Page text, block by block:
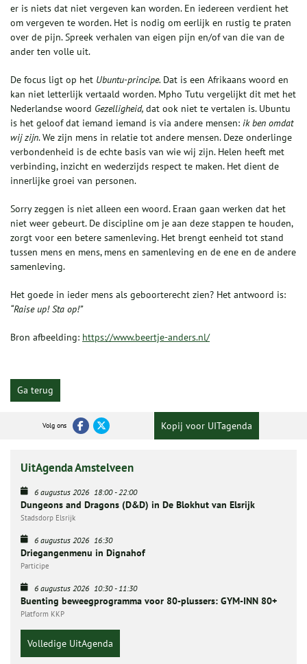
er is niets dat niet vergeven kan worden. En iedereen verdient het
om vergeven te worden. Het is nodig om eerlijk en rustig te praten
over de pijn. Spreek verhalen van eigen pijn en/of van die van de
ander ten volle uit.
De focus ligt op het Ubuntu-principe. Dat is een Afrikaans woord en
kan niet letterlijk vertaald worden. Mpho Tutu vergelijkt dit met het
Nederlandse woord Gezelligheid, dat ook niet te vertalen is. Ubuntu
is het geloof dat iemand iemand is via andere mensen: ik ben omdat
wij zijn. We zijn mens in relatie tot andere mensen. Deze onderlinge
verbondenheid is de echte basis van wie wij zijn. Helen heeft met
verbinding, inzicht en wederzijds respect te maken. Het dient de
innerlijke groei van personen.
Sorry zeggen is niet alleen een woord. Eraan gaan werken dat het
niet weer gebeurt. De discipline om je aan deze stappen te houden,
zorgt voor een betere samenleving. Het brengt eenheid tot stand
tussen mens en mens, mens en samenleving en de ene en de andere
samenleving.
Het goede in ieder mens als geboorterecht zien? Het antwoord is:
“Raise up! Sta op!”
Bron afbeelding: https://www.beertje-anders.nl/
Ga terug
Volg ons Kopij voor UITagenda
UitAgenda Amstelveen
6 augustus 2026 18:00-22:00
Dungeons and Dragons (D&D) in De Blokhut van Elsrijk
Stadsdorp Elsrijk
6 augustus 2026 16:30
Driegangenmenu in Dignahof
Participe
6 augustus 2026 10:30-11:30
Buenting beweegprogramma voor 80-plussers: GYM-INN 80+
Platform KKP
Volledige UitAgenda